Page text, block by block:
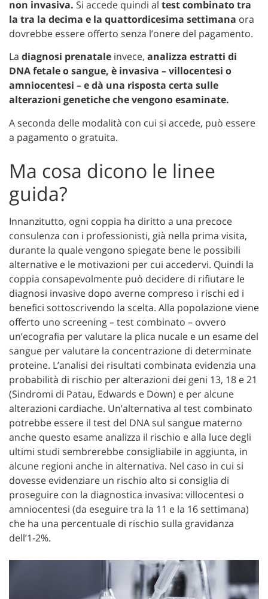
non invasiva. Si accede quindi al test combinatotra
la tra la decima e la quattordicesima settimana ora
dovrebbe essere offerto senza l’onere del pagamento.
La diagnosi prenatale invece, analizza estratti di
DNA fetale o sangue, è invasiva – villocentesi o
amniocentesi – e dà una risposta certa sulle
alterazioni genetiche che vengono esaminate.
A seconda delle modalità con cui si accede, può essere
a pagamento o gratuita.
Ma cosa dicono le linee
guida?
Innanzitutto, ogni coppia ha diritto a una precoce
consulenza con i professionisti, già nella prima visita,
durante la quale vengono spiegate bene le possibili
alternative e le motivazioni per cui accedervi. Quindi la
coppia consapevolmente può decidere di rifiutare le
diagnosi invasive dopo averne compreso i rischi ed i
benefici sottoscrivendo la scelta. Alla popolazione viene
offerto uno screening – test combinato – ovvero
un’ecografia per valutare la plica nucale e un esame del
sangue per valutare la concentrazione di determinate
proteine. L’analisi dei risultati combinata evidenzia una
probabilità di rischio per alterazioni dei geni 13, 18 e 21
(Sindromi di Patau, Edwards e Down) e per alcune
alterazioni cardiache. Un’alternativa al test combinato
potrebbe essere il test del DNA sul sangue materno
anche questo esame analizza il rischio e alla luce degli
ultimi studi sembrerebbe consigliabile in aggiunta, in
alcune regioni anche in alternativa. Nel caso in cui si
dovesse evidenziare un rischio alto si consiglia di
proseguire con la diagnostica invasiva: villocentesi o
amniocentesi (da eseguire tra la 11 e la 16 settimana)
che ha una percentuale di rischio sulla gravidanza
dell’1-2%.